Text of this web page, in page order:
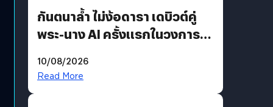
กันตนาล้ำ ไม่ง้อดารา เดบิวต์คู่
พระ-นาง AI ครั้งแรกในวงการ
10/08/2026
Read More